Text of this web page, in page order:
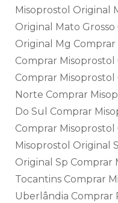
Misoprostol Original
Original Mato
Original Mg
Comprar Misoprostol
Comprar
Norte Comprar
Do Sul Comprar
Comprar
Misoprostol Original
Original Sp Comprar
Tocantins Comprar
Uberlândia Comprar